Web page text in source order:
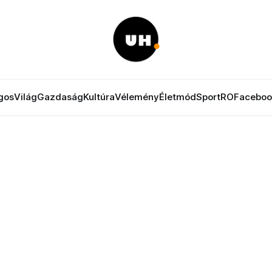
VilágGazdaságKultúraVéleményÉletmódSportRO